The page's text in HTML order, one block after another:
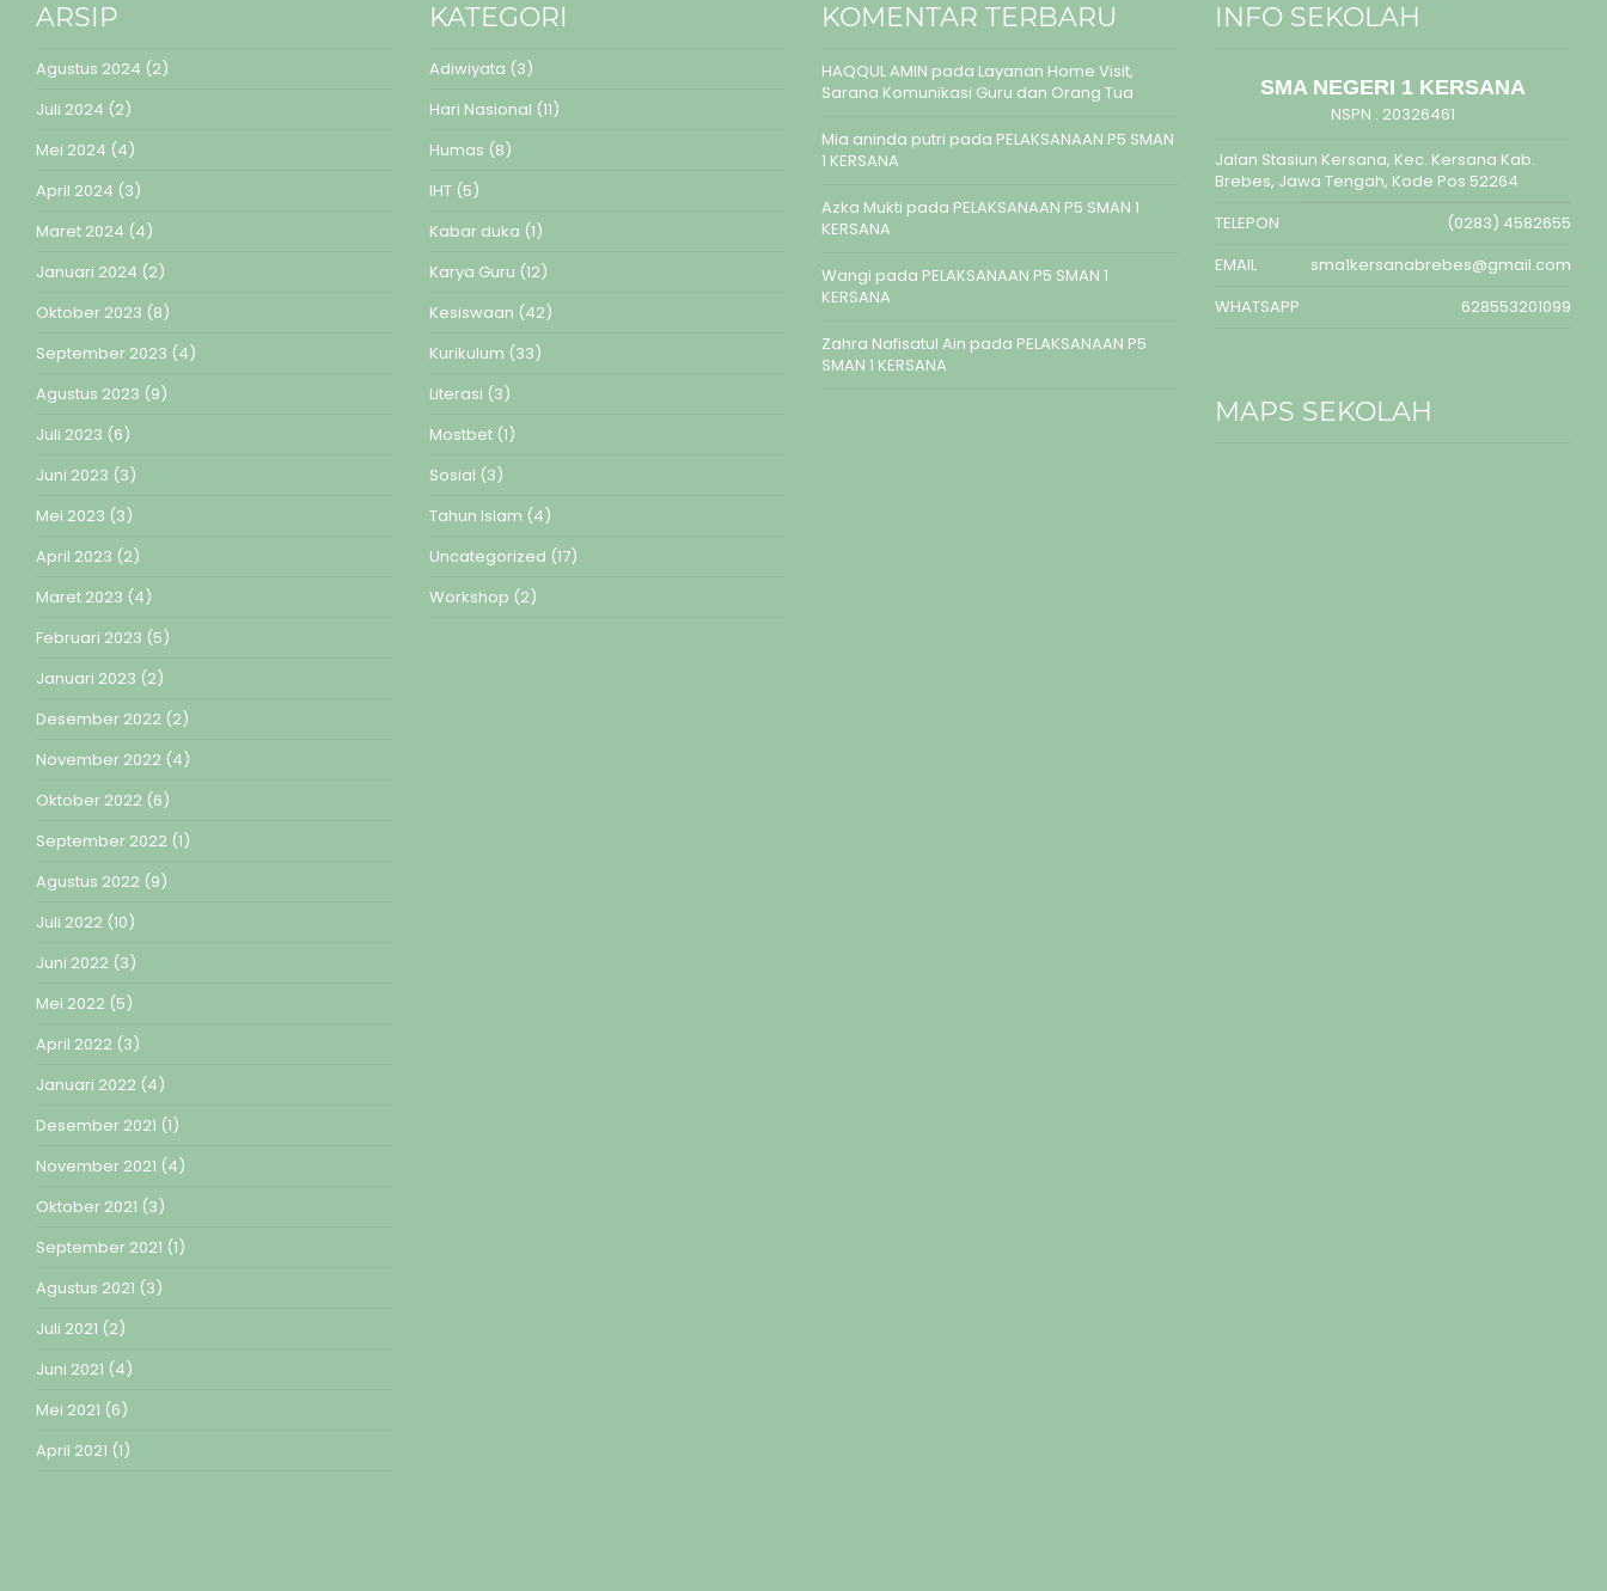
ARSIP
Agustus 2024 (2)
Juli 2024 (2)
Mei 2024 (4)
April 2024 (3)
Maret 2024 (4)
Januari 2024 (2)
Oktober 2023 (8)
September 2023 (4)
Agustus 2023 (9)
Juli 2023 (6)
Juni 2023 (3)
Mei 2023 (3)
April 2023 (2)
Maret 2023 (4)
Februari 2023 (5)
Januari 2023 (2)
Desember 2022 (2)
November 2022 (4)
Oktober 2022 (6)
September 2022 (1)
Agustus 2022 (9)
Juli 2022 (10)
Juni 2022 (3)
Mei 2022 (5)
April 2022 (3)
Januari 2022 (4)
Desember 2021 (1)
November 2021 (4)
Oktober 2021 (3)
September 2021 (1)
Agustus 2021 (3)
Juli 2021 (2)
Juni 2021 (4)
Mei 2021 (6)
April 2021 (1)
KATEGORI
Adiwiyata (3)
Hari Nasional (11)
Humas (8)
IHT(5)
Kabar duka (1)
Karya Guru (12)
Kesiswaan (42)
Kurikulum (33)
Literasi (3)
Mostbet(1)
Sosial (3)
Tahun Islam (4)
Uncategorized (17)
Workshop (2)
KOMENTAR TERBARU
HAQQUL AMIN pada Layanan Home Visit,
Sarana Komunikasi Guru dan Orang Tua
Mia aninda putri pada PELAKSANAAN P5 SMAN
1 KERSANA
Azka Mukti pada PELAKSANAAN P5 SMAN 1
KERSANA
Wangi pada PELAKSANAAN P5 SMAN 1
KERSANA
Zahra Nafisatul Ain pada PELAKSANAAN P5
SMAN 1 KERSANA
INFO SEKOLAH
SMA NEGERI 1 KERSANA
NSPN : 20326461
Jalan Stasiun Kersana, Kec. Kersana Kab.
Brebes, Jawa Tengah, Kode Pos 52264
TELEPON
(0283) 4582655
EMAIL
sma1kersanabrebes@gmail.com
WHATSAPP
628553201099
MAPS SEKOLAH